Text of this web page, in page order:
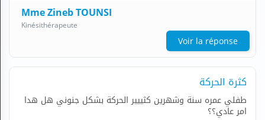
Mme Zineb TOUNSI
Kinésithérapeute
Voir la réponse
كثرة الحركة
طفلي عمره سنة وشهرين كثييير الحركة بشكل جنوني هل هدا
امر عادي؟؟